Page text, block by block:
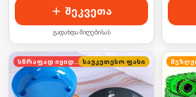
შეკვეთა
გადახდა მიღებისას
სწრაფად იყიდება საუკეთესო ფასი